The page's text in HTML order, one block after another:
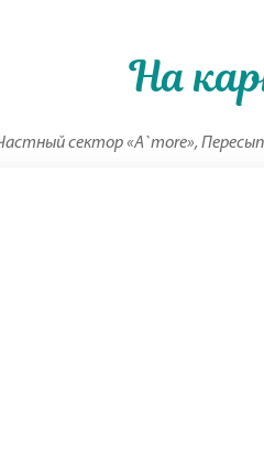
На
сектор «A`more»,